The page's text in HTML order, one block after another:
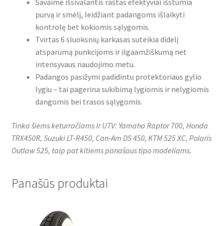
Savaime išsivalantis raštas efektyviai išstumia
purvą ir smėlį, leidžiant padangoms išlaikyti
kontrolę bet kokiomis sąlygomis.
Tvirtas 6 sluoksnių karkasas suteikia didelį
atsparumą punkcijoms ir ilgaamžiškumą net
intensyvaus naudojimo metu.
Padangos pasižymi padidintu protektoriaus gylio
lygiu – tai pagerina sukibimą lygiomis ir nelygiomis
dangomis bei trasos sąlygomis.
Tinka šiems keturračiams ir UTV: Yamaha Raptor 700, Honda
TRX450R, Suzuki LT‑R450, Can‑Am DS 450, KTM 525 XC, Polaris
Outlaw 525, taip pat kitiems panašaus tipo modeliams.
Panašūs produktai